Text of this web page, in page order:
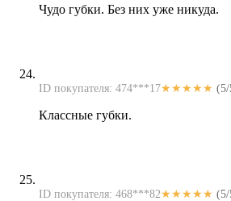
Чудо губки. Без них уже никуда.
ID покупателя: 474***17★★★★★ (5/
Классные губки.
ID покупателя: 468***82★★★★★ (5/